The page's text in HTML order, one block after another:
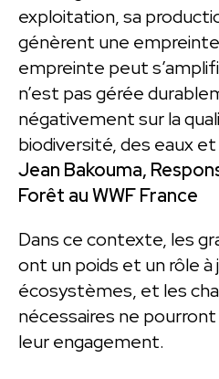
exploitation, sa
génèrent une
empreinte peut
n’est pas gérée
négativement sur la
biodiversité, des eaux et
Jean Bakouma,
Forêt au WWF France
Dans ce contexte, les
ont un poids et un rôle à
écosystèmes, et les
nécessaires ne
leur engagement.